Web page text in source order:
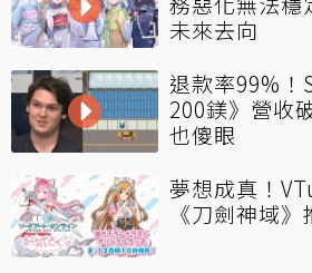
未來去向
退款率99%
200鎂》營收
也傻眼
夢想成真！
《刀劍神域